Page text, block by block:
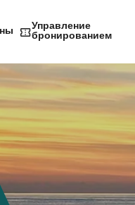
Управление
бронированием